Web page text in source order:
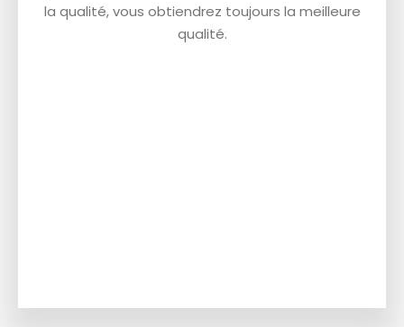
la qualité, vous obtiendrez toujours la meilleure
qualité.